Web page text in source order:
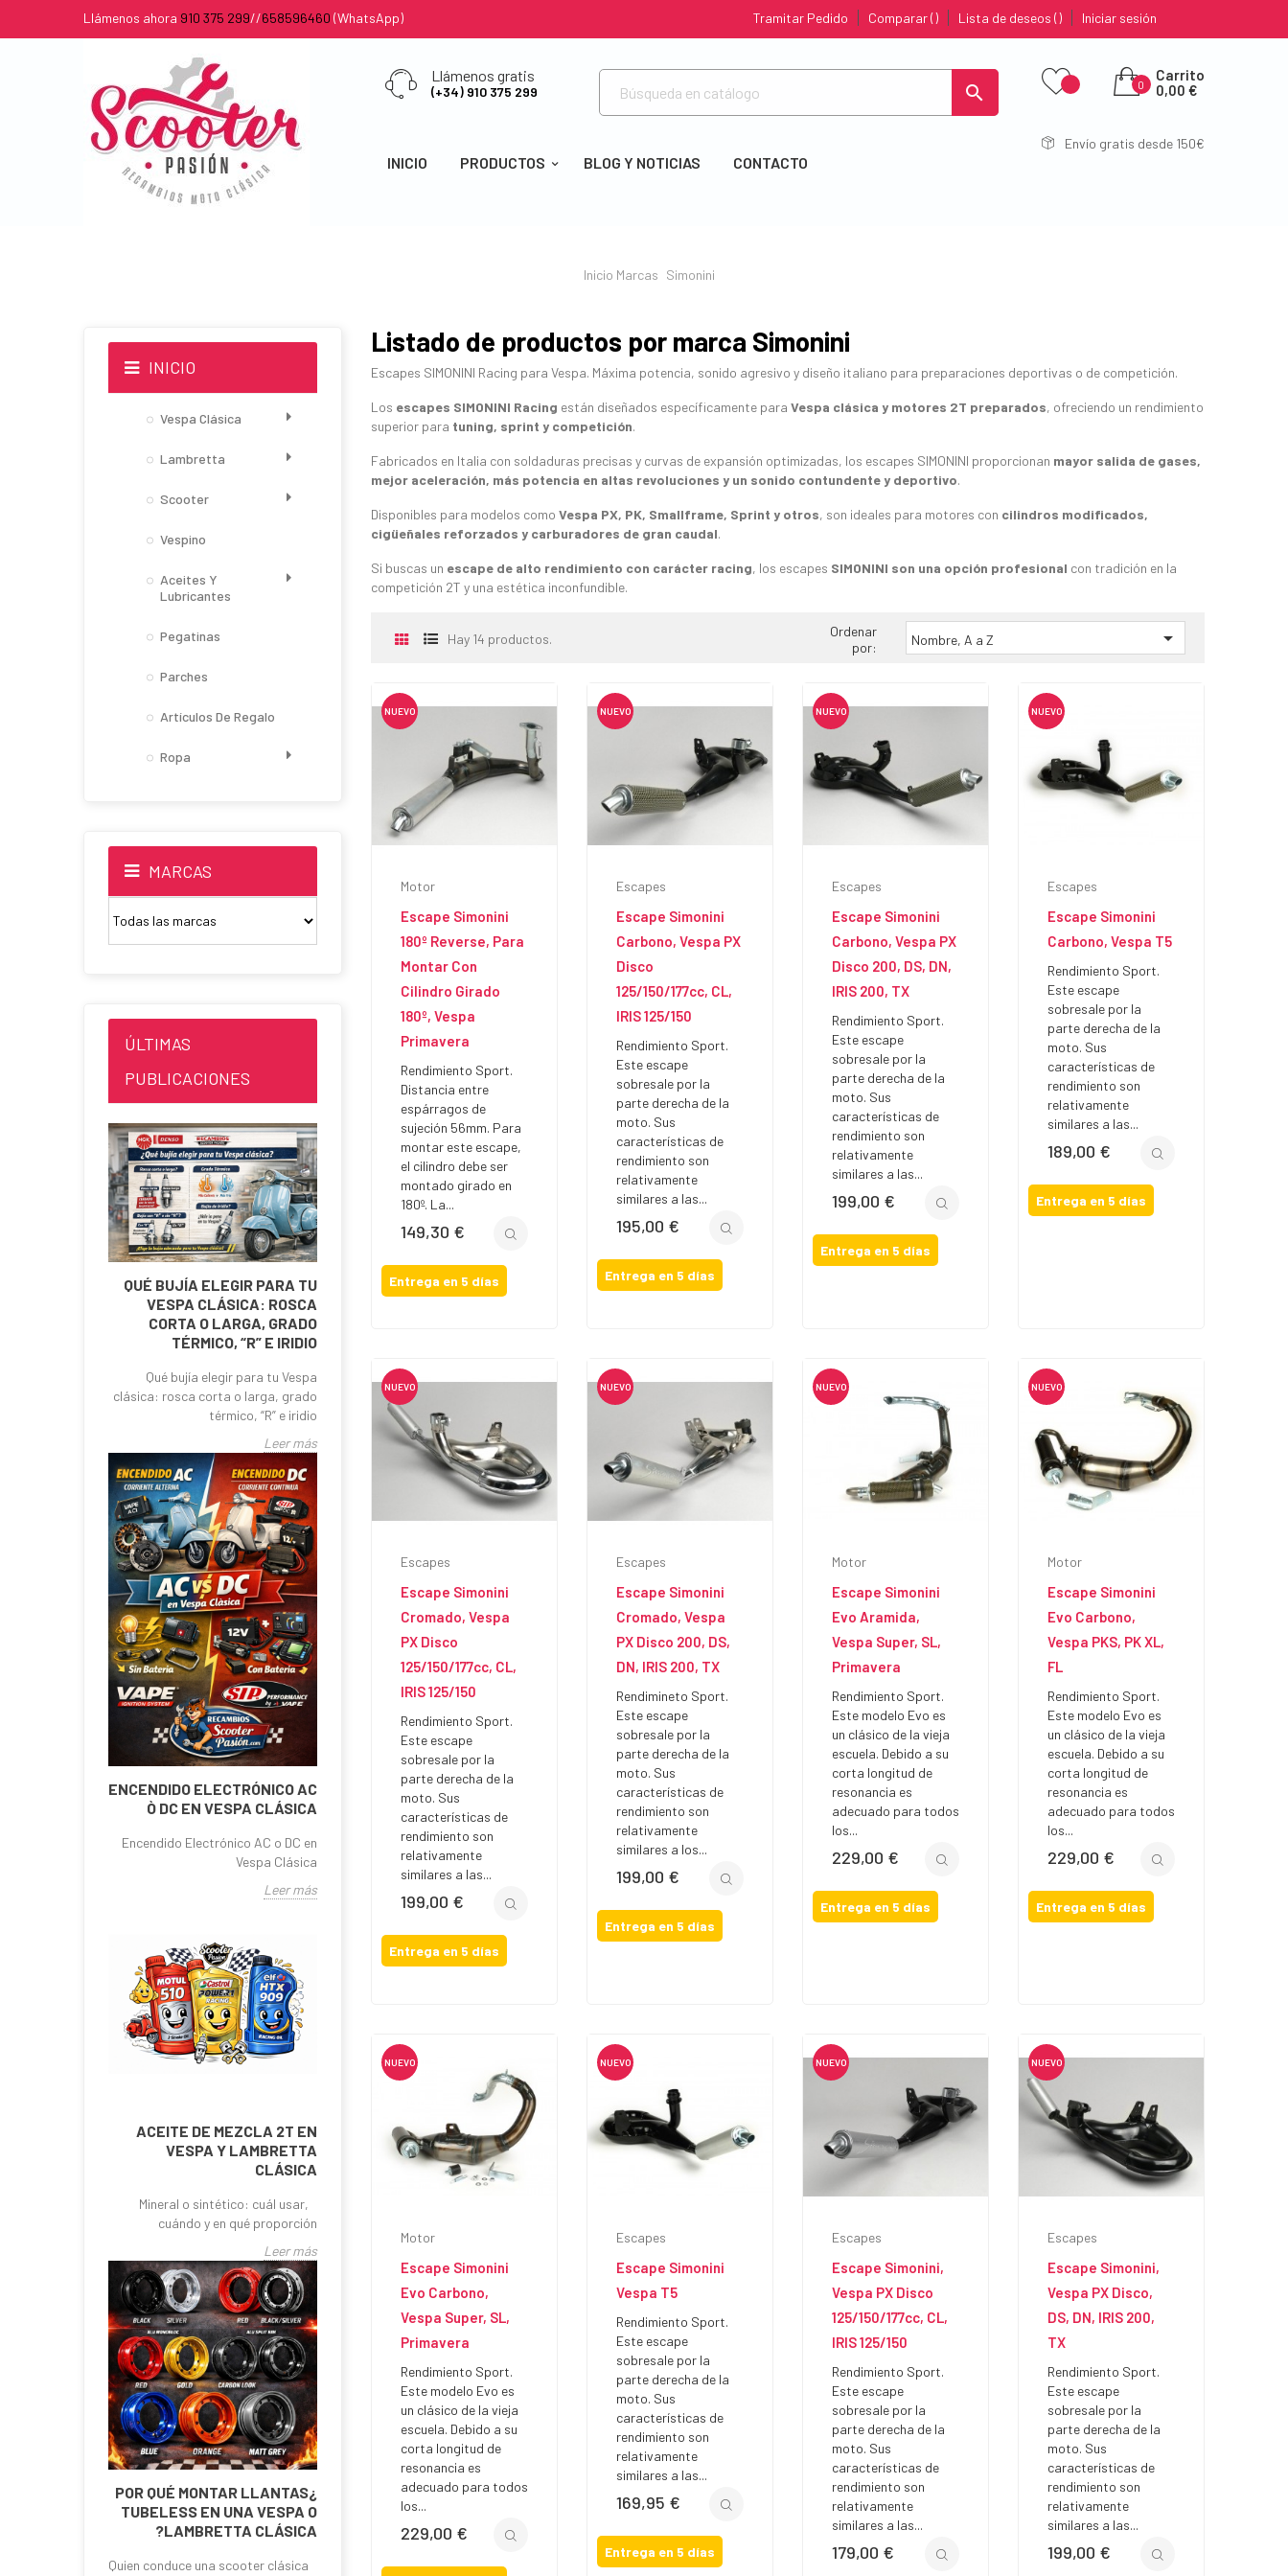
Llámenos ahora 910 375 299//658596460 (WhatsApp) Iniciar sesión
Lista de deseos
Comparar
Tramitar Pedido
Llámenos gratis
(+34) 910 375 299 
INICIO PRODUCTOS BLOG Y NOTICIAS CONTACTO
0
Carrito
0,00 €
Envío gratis desde 150€
Inicio Marcas Simonini
INICIO
Vespa Clásica
Lambretta
Scooter
Vespino
Aceites Y
Lubricantes
Pegatinas
Parches
Artículos De Regalo
Ropa
MARCAS
ÚLTIMAS
PUBLICACIONES
QUÉ BUJÍA ELEGIR PARA TU
VESPA CLÁSICA: ROSCA
CORTA O LARGA, GRADO
TÉRMICO, “R” E IRIDIO
Qué bujía elegir para tu Vespa
clásica: rosca corta o larga, grado
térmico, “R” e iridio
Leer más
ENCENDIDO ELECTRÓNICO AC
Ò DC EN VESPA CLÁSICA
Encendido Electrónico AC o DC en
Vespa Clásica
Leer más
ACEITE DE MEZCLA 2T EN
VESPA Y LAMBRETTA
CLÁSICA
Mineral o sintético: cuál usar,
cuándo y en qué proporción
Leer más
¿POR QUÉ MONTAR LLANTAS
TUBELESS EN UNA VESPA O
LAMBRETTA CLÁSICA?
Quien conduce una scooter clásica
Listado de productos por marca Simonini
Escapes SIMONINI Racing para Vespa. Máxima potencia, sonido agresivo y diseño italiano para preparaciones deportivas o de competición.
Los escapes SIMONINI Racing están diseñados específicamente para Vespa clásica y motores 2T preparados, ofreciendo un rendimiento
superior para tuning, sprint y competición.
Fabricados en Italia con soldaduras precisas y curvas de expansión optimizadas, los escapes SIMONINI proporcionan mayor salida de gases,
mejor aceleración, más potencia en altas revoluciones y un sonido contundente y deportivo.
Disponibles para modelos como Vespa PX, PK, Smallframe, Sprint y otros, son ideales para motores con cilindros modificados,
cigüeñales reforzados y carburadores de gran caudal.
Si buscas un escape de alto rendimiento con carácter racing, los escapes SIMONINI son una opción profesional con tradición en la
competición 2T y una estética inconfundible.
Hay 14 productos.
Ordenar
por:
Nombre, A a Z 
NUEVO
Motor
Escape Simonini
180º Reverse, Para
Montar Con
Cilindro Girado
180º, Vespa
Primavera
Rendimiento Sport.
Distancia entre
espárragos de
sujeción 56mm. Para
montar este escape,
el cilindro debe ser
montado girado en
180º. La...
Precio
149,30 €
Entrega en 5 días
NUEVO
Escapes
Escape Simonini
Carbono, Vespa PX
Disco
125/150/177cc, CL,
IRIS 125/150
Rendimiento Sport.
Este escape
sobresale por la
parte derecha de la
moto. Sus
características de
rendimiento son
relativamente
similares a las...
Precio
195,00 €
Entrega en 5 días
NUEVO
Escapes
Escape Simonini
Carbono, Vespa PX
Disco 200, DS, DN,
IRIS 200, TX
Rendimiento Sport.
Este escape
sobresale por la
parte derecha de la
moto. Sus
características de
rendimiento son
relativamente
similares a las...
Precio
199,00 €
Entrega en 5 días
NUEVO
Escapes
Escape Simonini
Carbono, Vespa T5
Rendimiento Sport.
Este escape
sobresale por la
parte derecha de la
moto. Sus
características de
rendimiento son
relativamente
similares a las...
Precio
189,00 €
Entrega en 5 días
NUEVO
Escapes
Escape Simonini
Cromado, Vespa
PX Disco
125/150/177cc, CL,
IRIS 125/150
Rendimiento Sport.
Este escape
sobresale por la
parte derecha de la
moto. Sus
características de
rendimiento son
relativamente
similares a las...
Precio
199,00 €
Entrega en 5 días
NUEVO
Escapes
Escape Simonini
Cromado, Vespa
PX Disco 200, DS,
DN, IRIS 200, TX
Rendimineto Sport.
Este escape
sobresale por la
parte derecha de la
moto. Sus
características de
rendimiento son
relativamente
similares a los...
Precio
199,00 €
Entrega en 5 días
NUEVO
Motor
Escape Simonini
Evo Aramida,
Vespa Super, SL,
Primavera
Rendimiento Sport.
Este modelo Evo es
un clásico de la vieja
escuela. Debido a su
corta longitud de
resonancia es
adecuado para todos
los...
Precio
229,00 €
Entrega en 5 días
NUEVO
Motor
Escape Simonini
Evo Carbono,
Vespa PKS, PK XL,
FL
Rendimiento Sport.
Este modelo Evo es
un clásico de la vieja
escuela. Debido a su
corta longitud de
resonancia es
adecuado para todos
los...
Precio
229,00 €
Entrega en 5 días
NUEVO
Motor
Escape Simonini
Evo Carbono,
Vespa Super, SL,
Primavera
Rendimiento Sport.
Este modelo Evo es
un clásico de la vieja
escuela. Debido a su
corta longitud de
resonancia es
adecuado para todos
los...
Precio
229,00 €
NUEVO
Escapes
Escape Simonini
Vespa T5
Rendimiento Sport.
Este escape
sobresale por la
parte derecha de la
moto. Sus
características de
rendimiento son
relativamente
similares a las...
Precio
169,95 €
Entrega en 5 días
NUEVO
Escapes
Escape Simonini,
Vespa PX Disco
125/150/177cc, CL,
IRIS 125/150
Rendimiento Sport.
Este escape
sobresale por la
parte derecha de la
moto. Sus
características de
rendimiento son
relativamente
similares a las...
Precio
179,00 €
NUEVO
Escapes
Escape Simonini,
Vespa PX Disco,
DS, DN, IRIS 200,
TX
Rendimiento Sport.
Este escape
sobresale por la
parte derecha de la
moto. Sus
características de
rendimiento son
relativamente
similares a las...
Precio
199,00 €